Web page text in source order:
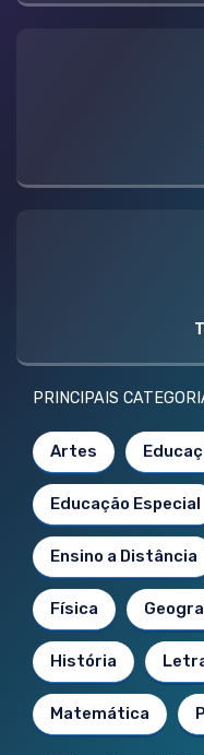
PRINCIPAIS
Artes
Educação Especial
Ensino a Distância
Física
História
Matemática